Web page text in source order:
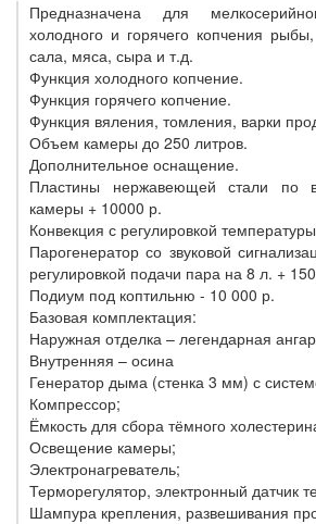
Предназначена для
холодного и горячего копчения
сала, мяса, сыра и т.д.
Функция холодного копчение.
Функция горячего копчение.
Функция вяления, томления, варки
Объем камеры до 250 литров.
Дополнительное оснащение.
Пластины нержавеющей стали по
камеры + 10000 р.
Конвекция с регулировкой
Парогенератор со звуковой
регулировкой подачи пара на 8 л. +
Подиум под коптильню - 10 000 р.
Базовая комплектация:
Наружная отделка – легендарная
Внутренняя – осина
Генератор дыма (стенка 3 мм) с
Компрессор;
Ёмкость для сбора тёмного
Освещение камеры;
Электронагреватель;
Терморегулятор, электронный датчик
Шампура крепления, развешивания